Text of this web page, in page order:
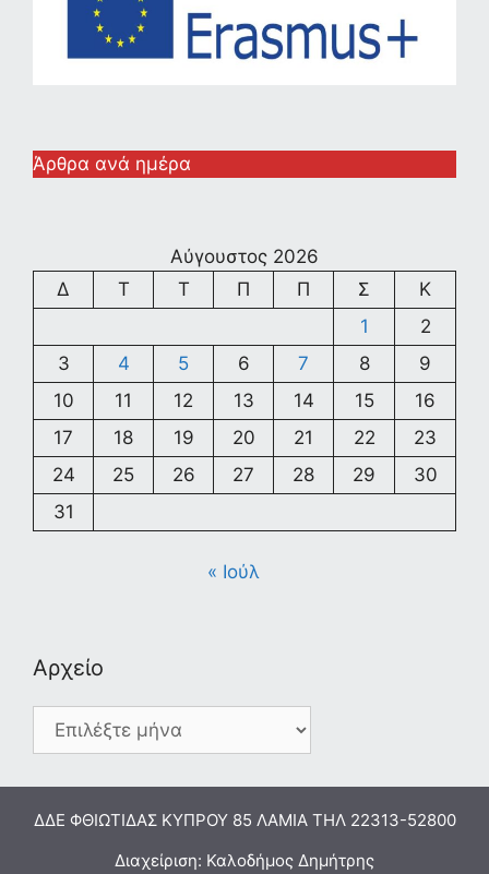
Άρθρα ανά ημέρα
Αύγουστος 2026
Δ
Τ Τ Π Π Σ
Κ
1
2
3
4 5 6 7 8
9
10
11 12 13 14 15
16
17
18 19 20 21 22
23
24
25 26 27 28 29
30
31
« Ιούλ
Αρχείο
Αρχείο
ΔΔΕ ΦΘΙΩΤΙΔΑΣ ΚΥΠΡΟΥ 85 ΛΑΜΙΑ ΤΗΛ 22313-52800
Διαχείριση: Καλοδήμος Δημήτρης